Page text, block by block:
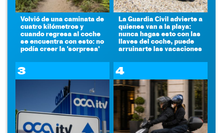
Volvió de una caminata de
cuatro kilómetros y
cuando regresa al coche
se encuentra con esto: no
podía creer la 'sorpresa'
La Guardia Civil advierte a
quienes van a la playa:
nunca hagas esto con las
llaves del coche, puede
arruinarte las vacaciones
3 4